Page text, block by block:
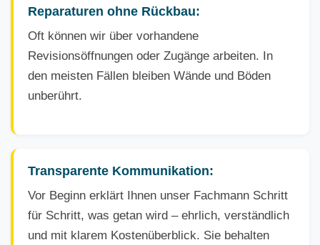
Reparaturen ohne Rückbau:
Oft können wir über vorhandene
Revisionsöffnungen oder Zugänge arbeiten. In
den meisten Fällen bleiben Wände und Böden
unberührt.
Transparente Kommunikation:
Vor Beginn erklärt Ihnen unser Fachmann Schritt
für Schritt, was getan wird – ehrlich, verständlich
und mit klarem Kostenüberblick. Sie behalten